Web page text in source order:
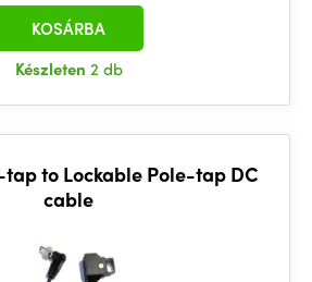
Készleten 2 db
KOSÁRBA
tap to Lockable Pole-tap DC
cable